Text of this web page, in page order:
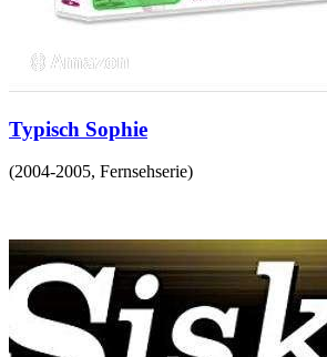
Typisch Sophie
(2004-2005, Fernsehserie)